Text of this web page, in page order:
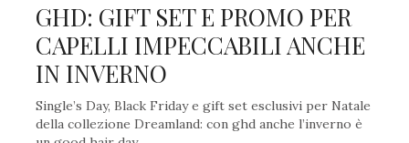
GHD: GIFT SET E PROMO PER
CAPELLI IMPECCABILI ANCHE
IN INVERNO
Single’s Day, Black Friday e gift set esclusivi per Natale
della collezione Dreamland: con ghd anche l’inverno è